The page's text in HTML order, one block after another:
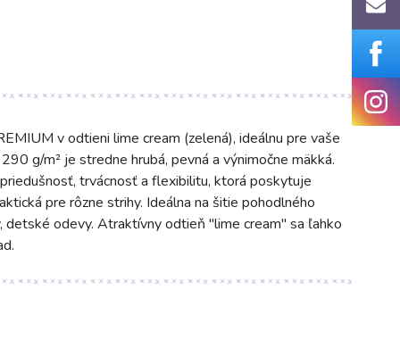
v odtieni lime cream (zelená), ideálnu pre vaše
g/m² je stredne hrubá, pevná a výnimočne mäkká.
trvácnosť a flexibilitu, ktorá poskytuje
pre rôzne strihy. Ideálna na šitie pohodlného
detské odevy. Atraktívny odtieň "lime cream" sa ľahko